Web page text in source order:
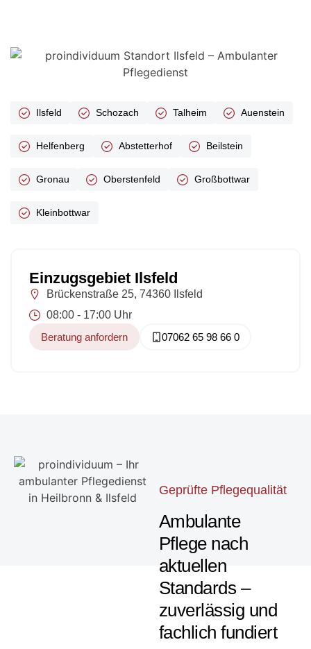
Ilsfeld Schozach Talheim Auenstein
Helfenberg Abstetterhof Beilstein
Gronau Oberstenfeld Großbottwar
Kleinbottwar
Einzugsgebiet Ilsfeld
Brückenstraße 25, 74360 Ilsfeld
08:00 - 17:00 Uhr
Beratung anfordern
07062 65 98 66 0
Geprüfte Pflegequalität
Ambulante
Pflege nach
aktuellen
Standards –
zuverlässig und
fachlich fundiert